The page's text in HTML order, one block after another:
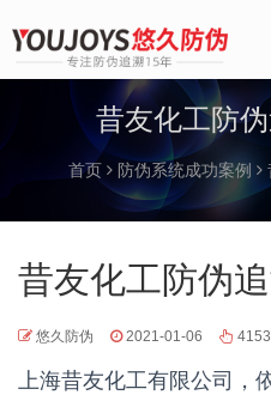
昔友化工防
首页 防伪系统成功案例
昔友化工防伪
悠久防伪 2021-01-06
上海昔友化工有限公司，